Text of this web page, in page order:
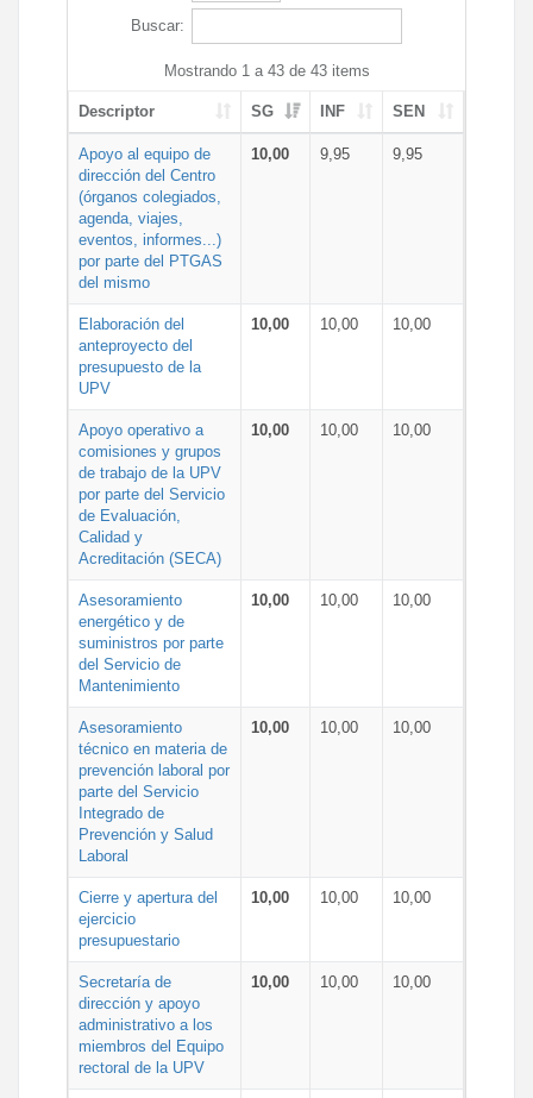
Buscar:
Mostrando 1 a 43 de 43 items
Descriptor SG INF SEN
Apoyo al equipo de
dirección del Centro
(órganos colegiados,
agenda, viajes,
eventos, informes...)
por parte del PTGAS
del mismo
10,00 9,95 9,95
Elaboración del
anteproyecto del
presupuesto de la
UPV
10,00 10,00 10,00
Apoyo operativo a
comisiones y grupos
de trabajo de la UPV
por parte del Servicio
de Evaluación,
Calidad y
Acreditación (SECA)
10,00 10,00 10,00
Asesoramiento
energético y de
suministros por parte
del Servicio de
Mantenimiento
10,00 10,00 10,00
Asesoramiento
técnico en materia de
prevención laboral por
parte del Servicio
Integrado de
Prevención y Salud
Laboral
10,00 10,00 10,00
Cierre y apertura del
ejercicio
presupuestario
10,00 10,00 10,00
Secretaría de
dirección y apoyo
administrativo a los
miembros del Equipo
rectoral de la UPV
10,00 10,00 10,00